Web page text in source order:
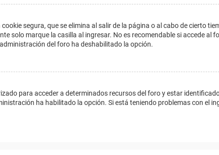
segura, que se elimina al salir de la página o al cabo de cierto
solo marque la casilla al ingresar. No es recomendable si accede al
del foro ha deshabilitado la opción.
para acceder a determinados recursos del foro y estar
ha habilitado la opción. Si está teniendo problemas con el